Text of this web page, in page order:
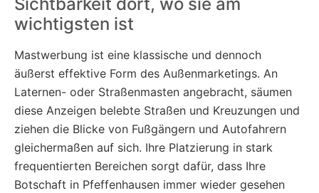
wichtigsten ist
Mastwerbung ist eine klassische und dennoch
äußerst effektive Form des Außenmarketings. An
Laternen- oder Straßenmasten angebracht, säumen
diese Anzeigen belebte Straßen und Kreuzungen und
ziehen die Blicke von Fußgängern und Autofahrern
gleichermaßen auf sich. Ihre Platzierung in stark
frequentierten Bereichen sorgt dafür, dass Ihre
Botschaft in Pfeffenhausen immer wieder gesehen